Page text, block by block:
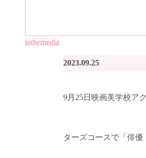
inthemedia
9月25日映画美学校アク
ターズコースで「俳優
2023.09.25